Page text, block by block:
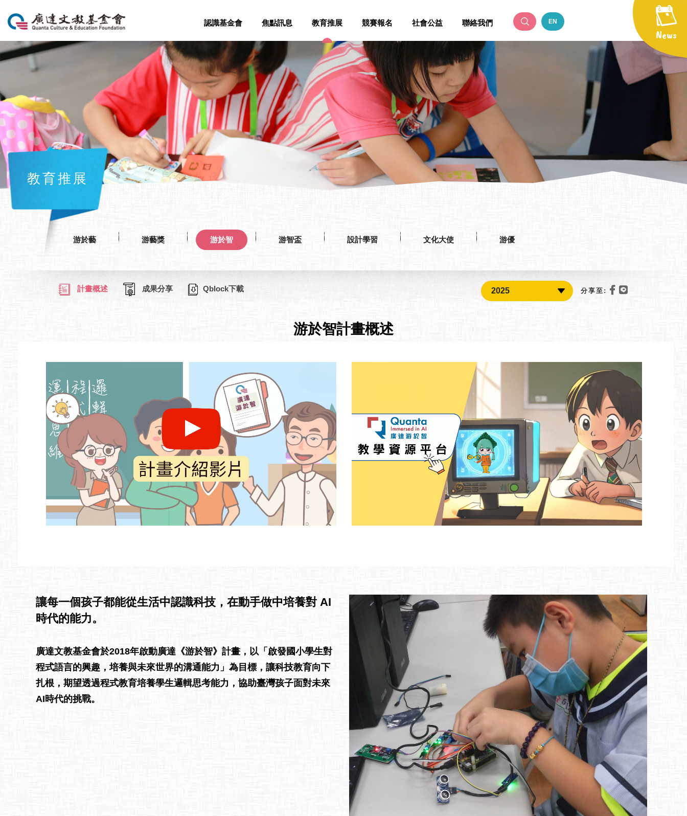
認識基金會 焦點訊息 教育推展 競賽報名 社會公益 聯絡我們 EN
教育推展
游於藝 游藝獎 游於智 游智盃 設計學習 文化大使 游優
計畫概述 成果分享 Qblock下載 分享至:
游於智計畫概述
讓每一個孩子都能從生活中認識科技，在動手做中培養對 AI
時代的能力。
廣達文教基金會於2018年啟動廣達《游於智》計畫，以「啟發國小學生對
程式語言的興趣，培養與未來世界的溝通能力」為目標，讓科技教育向下
扎根，期望透過程式教育培養學生邏輯思考能力，協助臺灣孩子面對未來
AI時代的挑戰。